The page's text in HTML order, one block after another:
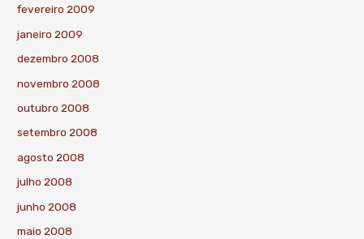
fevereiro 2009
janeiro 2009
dezembro 2008
novembro 2008
outubro 2008
setembro 2008
agosto 2008
julho 2008
junho 2008
maio 2008